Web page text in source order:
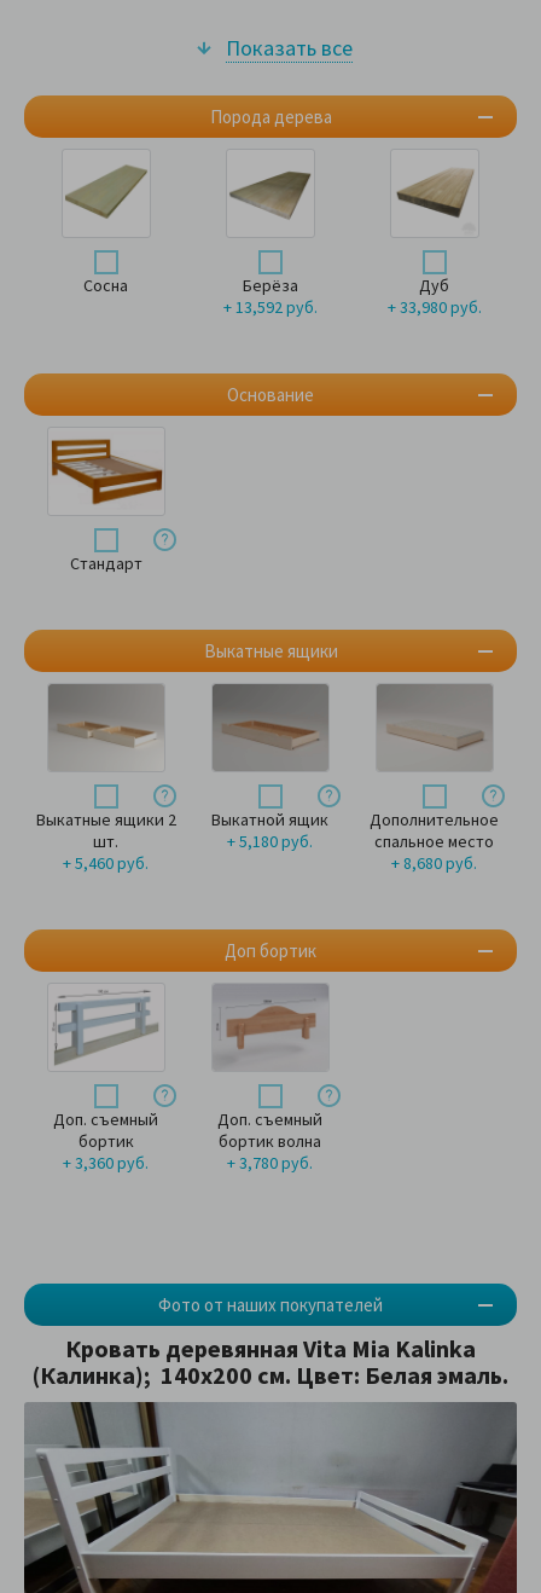
Порода дерева
Основание
Выкатные ящики
Доп бортик
Показать все
Сосна
Берёза
+ 13,592 руб.
Дуб
+ 33,980 руб.
Стандарт
Выкатные ящики 2
шт.
+ 5,460 руб.
Выкатной ящик
+ 5,180 руб.
Дополнительное
спальное место
+ 8,680 руб.
Доп. съемный
бортик
+ 3,360 руб.
Доп. съемный
бортик волна
+ 3,780 руб.
Фото от наших покупателей
Кровать деревянная Vita Mia Kalinka
(Калинка); 140x200 см. Цвет: Белая эмаль.